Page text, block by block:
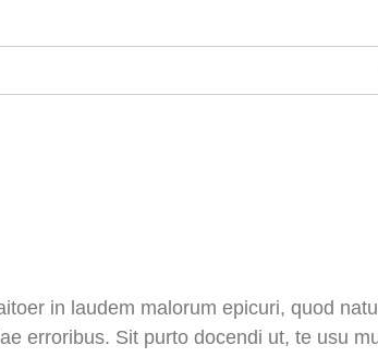
in laudem malorum epicuri, quod
erroribus. Sit purto docendi ut, te usu